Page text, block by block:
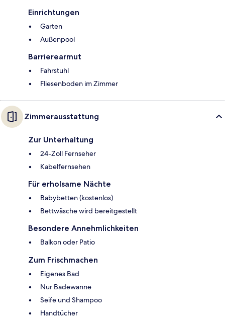
Einrichtungen
Garten
Außenpool
Barrierearmut
Fahrstuhl
Fliesenboden im Zimmer
Zimmerausstattung
Zur Unterhaltung
24-Zoll Fernseher
Kabelfernsehen
Für erholsame Nächte
Babybetten (kostenlos)
Bettwäsche wird bereitgestellt
Besondere Annehmlichkeiten
Balkon oder Patio
Zum Frischmachen
Eigenes Bad
Nur Badewanne
Seife und Shampoo
Handtücher